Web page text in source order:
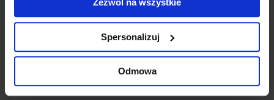
Zezwól na wszystkie
Spersonalizuj
Odmowa
zaufanie, a uczestnikom konferencji za obecność i
zaangażowanie w poruszane tematy.
Do zobaczenia na jesiennej edycji!
W przypadku pytań lub wątpliwości Eksperci J.S.
Hamilton pozostają do Państwa dyspozycji.